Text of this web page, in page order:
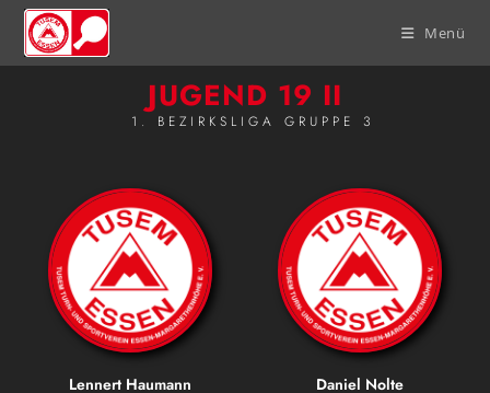
Menü
JUGEND 19 II
1. BEZIRKSLIGA GRUPPE 3
Lennert Haumann Daniel Nolte